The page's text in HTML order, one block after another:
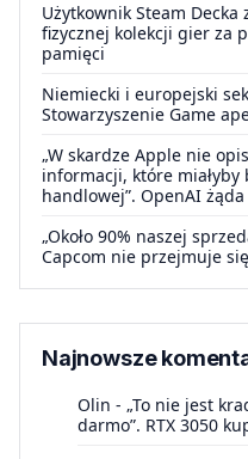
Użytkownik Steam
fizycznej kolekcji gier za
pamięci
Niemiecki i europejski
Stowarzyszenie Game
„W skardze Apple nie
informacji, które
handlowej”. OpenAI
„Około 90% naszej
Capcom nie przejmuje
Najnowsze
Olin - „To nie jest
darmo”. RTX 3050